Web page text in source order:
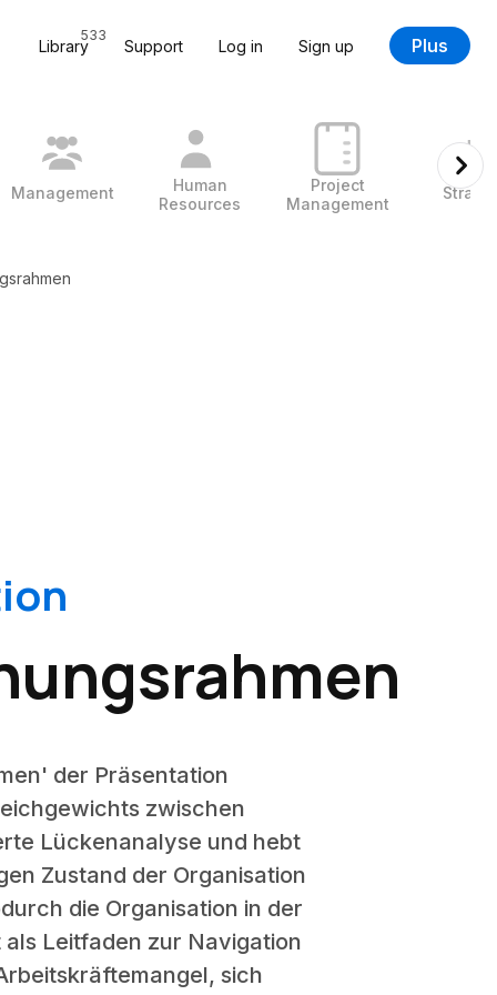
Library
533
Support Log in Sign up Plus
Management
Human
Resources
Project
Management
der Präsentation
zwischen
Lückenanalyse und hebt
Zustand der Organisation
die Organisation in der
Leitfaden zur Navigation
sich